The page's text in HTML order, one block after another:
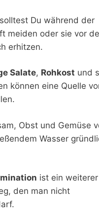
Du während der
meiden oder sie vor
erhitzen.
Salate, Rohkost und
können eine Quelle
Obst und Gemüse
Wasser
ist ein weiterer
den man nicht